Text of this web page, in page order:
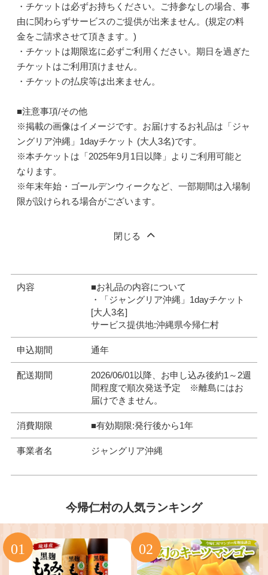
・チケットは必ずお持ちください。ご持参なしの場合、事
由に関わらずサービスのご提供が出来ません。(規定の料
金をご請求させて頂きます。)
・チケットは期限迄に必ずご利用ください。期日を過ぎた
チケットはご利用頂けません。
・チケットの払戻等は出来ません。
■注意事項/その他
※掲載の画像はイメージです。お届けするお礼品は「ジャ
ングリア沖縄」1dayチケット (大人3名)です。
※本チケットは「2025年9月1日以降」よりご利用可能と
なります。
※年末年始・ゴールデンウィークなど、一部期間は入場制
限が設けられる場合がございます。
閉じる
内容
■お礼品の内容について
・「ジャングリア沖縄」1dayチケット
[大人3名]
サービス提供地:沖縄県今帰仁村
申込期間 通年
配送期間
2026/06/01以降、お申し込み後約1～2週
間程度で順次発送予定 ※離島にはお
届けできません。
消費期限 ■有効期限:発行後から1年
事業者名 ジャングリア沖縄
今帰仁村の人気ランキング